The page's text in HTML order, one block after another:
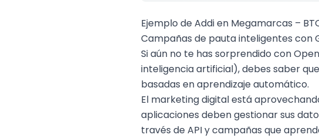
Ejemplo de Addi en Megamarcas –
Campañas de pauta inteligentes con
Si aún no te has sorprendido con
inteligencia artificial), debes saber
basadas en aprendizaje automático.
El marketing digital está
aplicaciones deben gestionar sus
través de API y campañas que